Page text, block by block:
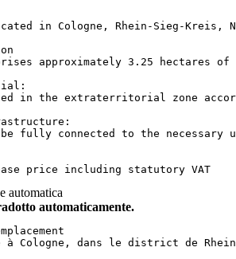
in Cologne, Rhein-Sieg-Kreis,
approximately 3.25 hectares
in the extraterritorial zone
fully connected to the
price including statutory VAT
automatica
automaticamente.
Cologne, dans le district de Rhein-